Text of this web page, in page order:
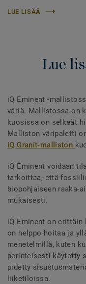
LUE LISÄÄ
Lue
iQ Eminent -
väriä. Mallistossa on
kuosissa on selkeät
Malliston väripaletti
iQ Granit-malliston
iQ Eminent voidaan
tarkoittaa, että
biopohjaiseen raaka-
mukaisesti.
iQ Eminent on
on helppo hoitaa ja
menetelmillä, kuten
perinteisesti käytetty
pidetty
liiketiloissa.